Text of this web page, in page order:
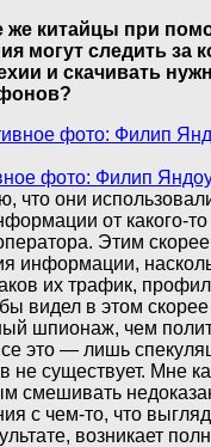
же китайцы при
могут следить за
и скачивать
фото: Филип
что они
от какого-то
Этим
информации,
их трафик,
видел в этом
шпионаж, чем
это — лишь
не существует. Мне
смешивать
с чем-то, что
возникает